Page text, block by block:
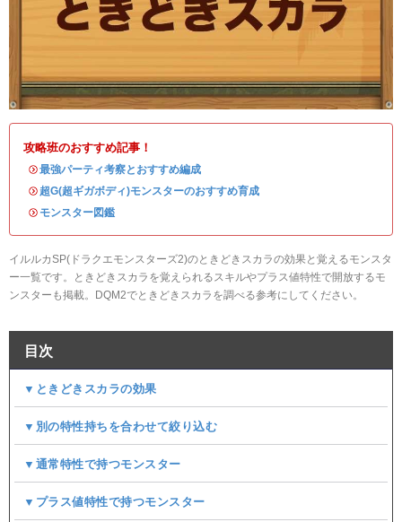
攻略班のおすすめ記事！
・最強パーティ考察とおすすめ編成
・超G(超ギガボディ)モンスターのおすすめ育成
・ モンスター図鑑
イルルカSP(ドラクエモンスターズ2)のときどきスカラの効果と覚えるモンスタ
ー一覧です。ときどきスカラを覚えられるスキルやプラス値特性で開放するモ
ンスターも掲載。DQM2でときどきスカラを調べる参考にしてください。
目次
▼ときどきスカラの効果
▼別の特性持ちを合わせて絞り込む
▼通常特性で持つモンスター
▼プラス値特性で持つモンスター